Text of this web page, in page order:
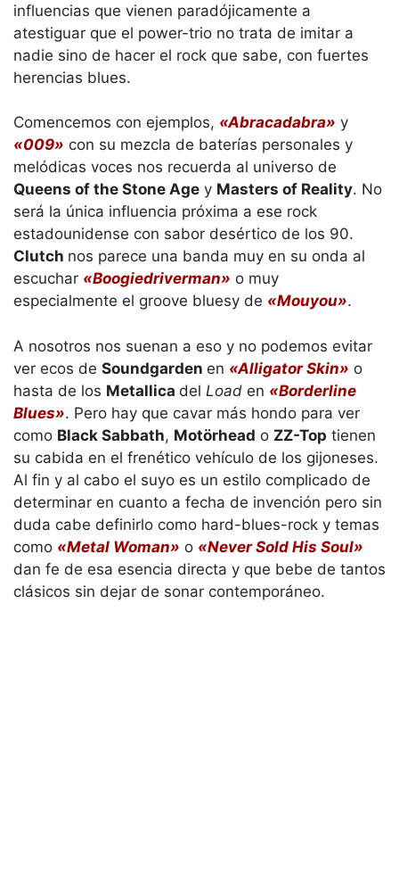
influencias que vienen paradójicamente a
atestiguar que el power-trio no trata de imitar a
nadie sino de hacer el rock que sabe, con fuertes
herencias blues.
Comencemos con ejemplos, «Abracadabra» y
«009» con su mezcla de baterías personales y
melódicas voces nos recuerda al universo de
Queens of the Stone Age y Masters of Reality. No
será la única influencia próxima a ese rock
estadounidense con sabor desértico de los 90.
Clutch nos parece una banda muy en su onda al
escuchar «Boogiedriverman» o muy
especialmente el groove bluesy de «Mouyou».
A nosotros nos suenan a eso y no podemos evitar
ver ecos de Soundgarden en «Alligator Skin» o
hasta de los Metallica del Load en «Borderline
Blues». Pero hay que cavar más hondo para ver
como Black Sabbath, Motörhead o ZZ-Top tienen
su cabida en el frenético vehículo de los gijoneses.
Al fin y al cabo el suyo es un estilo complicado de
determinar en cuanto a fecha de invención pero sin
duda cabe definirlo como hard-blues-rock y temas
como «Metal Woman» o «Never Sold His Soul»
dan fe de esa esencia directa y que bebe de tantos
clásicos sin dejar de sonar contemporáneo.